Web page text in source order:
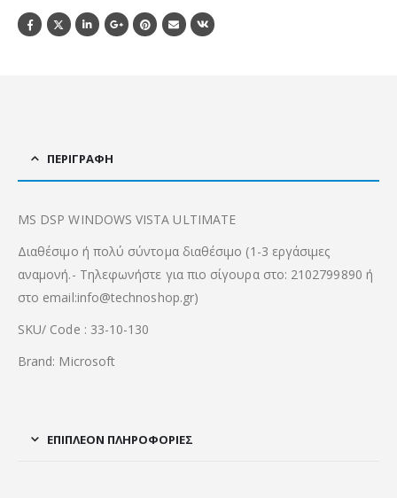
ΠΕΡΙΓΡΑΦΉ
MS DSP WINDOWS VISTA ULTIMATE
Διαθέσιμο ή πολύ σύντομα διαθέσιμο (1-3 εργάσιμες
αναμονή.- Τηλεφωνήστε για πιο σίγουρα στο: 2102799890 ή
στο email:info@technoshop.gr)
SKU/ Code : 33-10-130
Brand: Microsoft
ΕΠΙΠΛΈΟΝ ΠΛΗΡΟΦΟΡΊΕΣ